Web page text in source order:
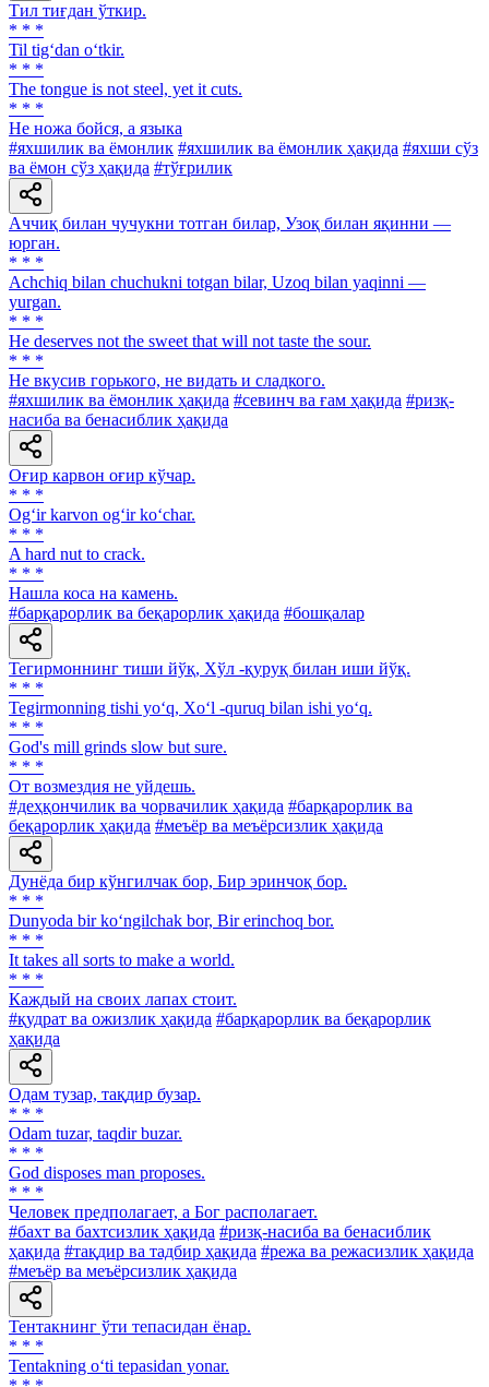
Тил тиғдан ўткир.
* * *
Til tig‘dan o‘tkir.
* * *
The tongue is not steel, yet it cuts.
* * *
Не ножа бойся, а языка
#яхшилик ва ёмонлик #яхшилик ва ёмонлик ҳақида #яхши сўз
ва ёмон сўз ҳақида #тўғрилик
Аччиқ билан чучукни тотган билар, Узоқ билан яқинни —
юрган.
* * *
Аchchiq bilan chuchukni totgan bilar, Uzoq bilan yaqinni —
yurgan.
* * *
He deserves not the sweet that will not taste the sour.
* * *
He вкусив горького, не видать и сладкого.
#яхшилик ва ёмонлик ҳақида #севинч ва ғам ҳақида #ризқ-
насиба ва бенасиблик ҳақида
Оғир карвон оғир кўчар.
* * *
Og‘ir karvon og‘ir ko‘char.
* * *
A hard nut to crack.
* * *
Нашла коса на камень.
#барқарорлик ва беқарорлик ҳақида #бошқалар
Тегирмоннинг тиши йўқ, Хўл -қуруқ билан иши йўқ.
* * *
Tegirmonning tishi yo‘q, Xo‘l -quruq bilan ishi yo‘q.
* * *
God's mill grinds slow but sure.
* * *
От возмездия не уйдешь.
#деҳқончилик ва чорвачилик ҳақида #барқарорлик ва
беқарорлик ҳақида #меъёр ва меъёрсизлик ҳақида
Дунёда бир кўнгилчак бор, Бир эринчоқ бор.
* * *
Dunyoda bir ko‘ngilchak bor, Bir erinchoq bor.
* * *
It takes all sorts to make a world.
* * *
Каждый на своих лапах стоит.
#қудрат ва ожизлик ҳақида #барқарорлик ва беқарорлик
ҳақида
Одам тузар, тақдир бузар.
* * *
Odam tuzar, taqdir buzar.
* * *
God disposes man proposes.
* * *
Человек предполагает, а Бог располагает.
#бахт ва бахтсизлик ҳақида #ризқ-насиба ва бенасиблик
ҳақида #тақдир ва тадбир ҳақида #режа ва режасизлик ҳақида
#меъёр ва меъёрсизлик ҳақида
Тентакнинг ўти тепасидан ёнар.
* * *
Tentakning o‘ti tepasidan yonar.